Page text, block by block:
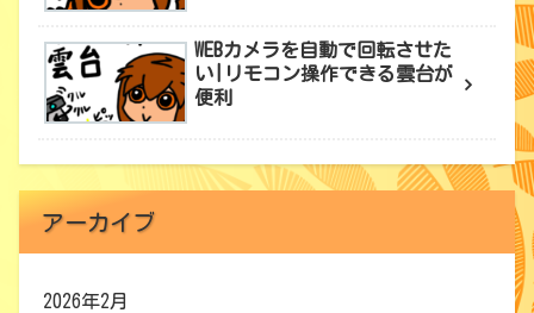
WEBカメラを自動で回転させた
い|リモコン操作できる雲台が
便利
アーカイブ
2026年2月